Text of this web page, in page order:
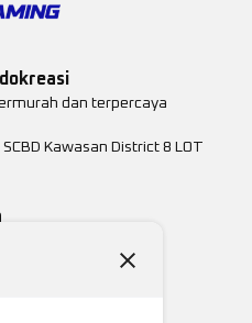
dan terpercaya
Kawasan District 8 LOT